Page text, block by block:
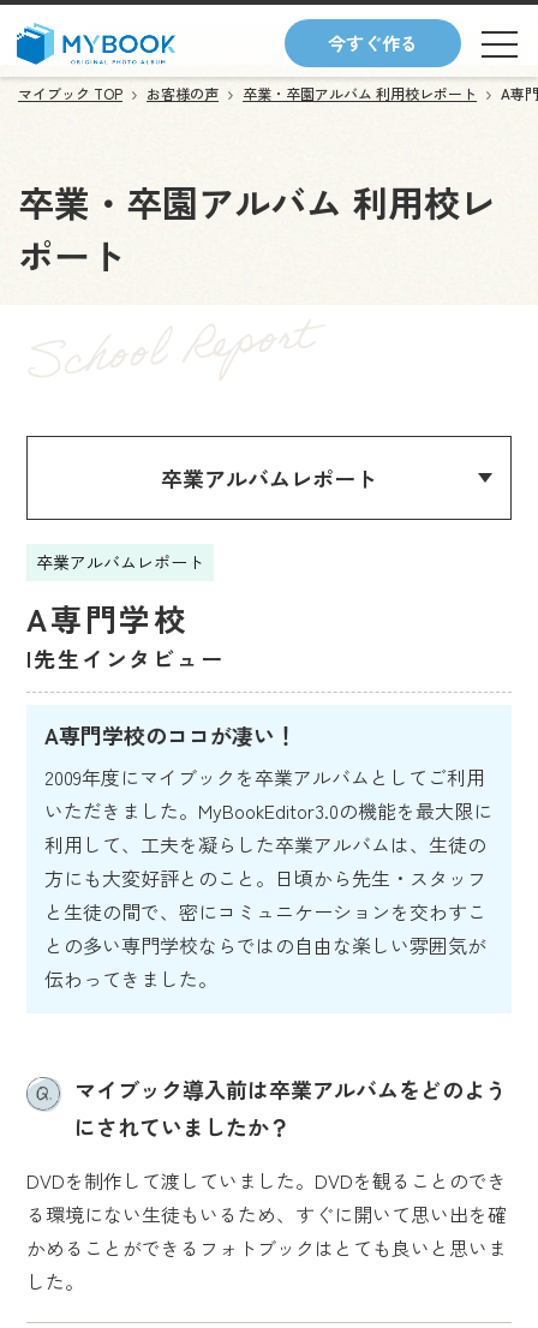
今すぐ作る
マイブック TOP お客様の声 卒業・卒園アルバム 利用校レポート A専
卒業・卒園アルバム 利用校レ
ポート
卒業アルバムレポート
A専門学校
I先生インタビュー
A専門学校のココが凄い！
2009年度にマイブックを卒業アルバムとしてご利用
いただきました。MyBookEditor3.0の機能を最大限に
利用して、工夫を凝らした卒業アルバムは、生徒の
方にも大変好評とのこと。日頃から先生・スタッフ
と生徒の間で、密にコミュニケーションを交わすこ
との多い専門学校ならではの自由な楽しい雰囲気が
伝わってきました。
マイブック導入前は卒業アルバムをどのよう
にされていましたか？
DVDを制作して渡していました。DVDを観ることのでき
る環境にない生徒もいるため、すぐに開いて思い出を確
かめることができるフォトブックはとても良いと思いま
した。
卒業アルバムレポート